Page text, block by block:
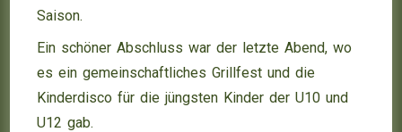
Saison.
Ein schöner Abschluss war der letzte Abend, wo
es ein gemeinschaftliches Grillfest und die
Kinderdisco für die jüngsten Kinder der U10 und
U12 gab.